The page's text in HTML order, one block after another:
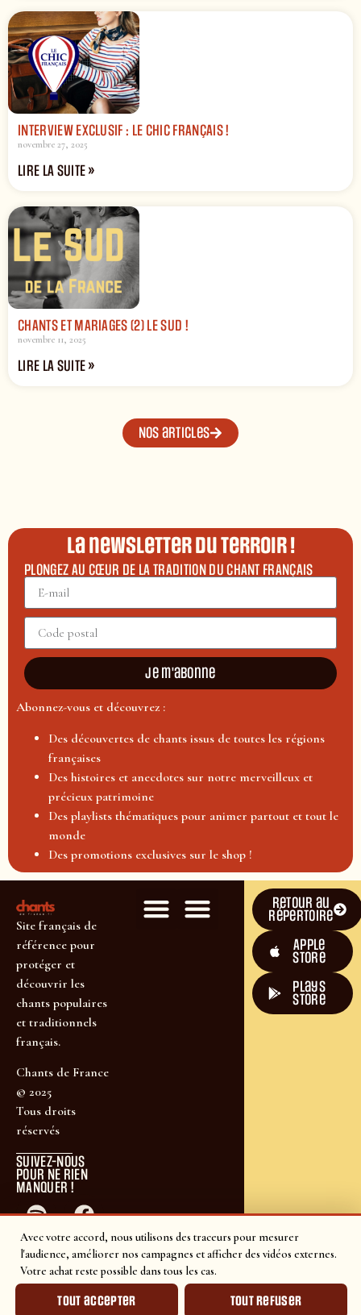
Avec votre accord, nous utilisons des traceurs pour mesurer
l'audience, améliorer nos campagnes et afficher des vidéos externes.
Votre achat reste possible dans tous les cas.
Tout accepter Tout refuser
INTERVIEW EXCLUSIF : LE CHIC FRANÇAIS !
novembre 27, 2025
LIRE LA SUITE »
CHANTS ET MARIAGES (2) LE SUD !
novembre 11, 2025
LIRE LA SUITE »
Nos articles
La newsletter du terroir !
PLONGEZ AU CŒUR DE LA TRADITION DU CHANT FRANÇAIS
Je m'abonne
Abonnez-vous et découvrez :
Des découvertes de chants issus de toutes les régions
françaises
Des histoires et anecdotes sur notre merveilleux et
précieux patrimoine
Des playlists thématiques pour animer partout et tout le
monde
Des promotions exclusives sur le shop !
Site français de
référence pour
protéger et
découvrir les
chants populaires
et traditionnels
français.
Chants de France
© 2025
Tous droits
réservés
SUIVEZ-NOUS
POUR NE RIEN
MANQUER !
Retour au
répertoire
Apple
Store
plays
store